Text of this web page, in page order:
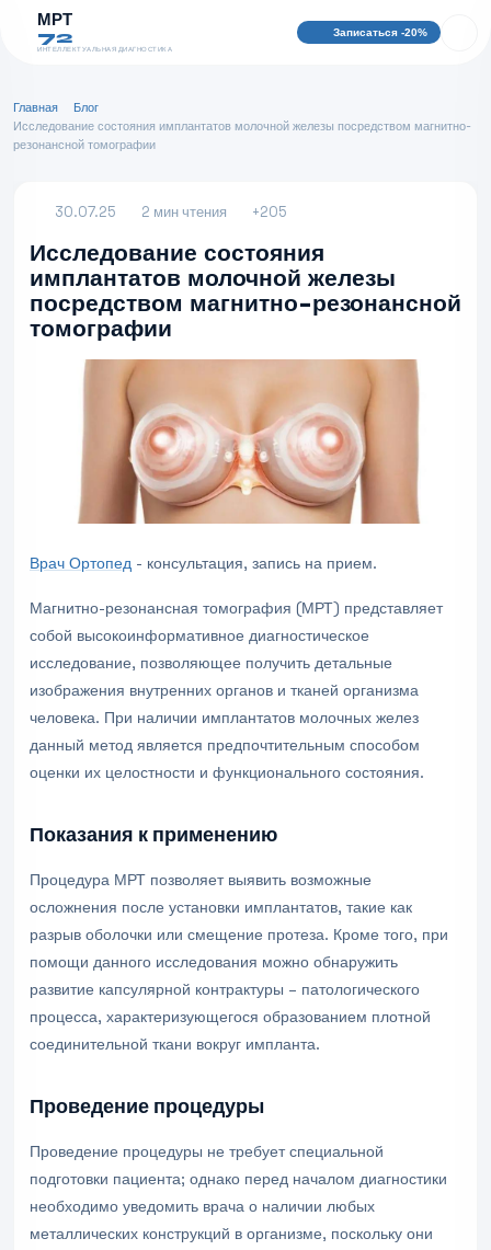
МРТ
72
ИНТЕЛЛЕКТУАЛЬНАЯ ДИАГНОСТИКА
Записаться -20%
Главная
Блог
Исследование состояния имплантатов молочной железы посредством магнитно-
резонансной томографии
30.07.25 2 мин чтения +205
Исследование состояния
имплантатов молочной железы
посредством магнитно-резонансной
томографии
Врач Ортопед - консультация, запись на прием.
Магнитно-резонансная томография (МРТ) представляет
собой высокоинформативное диагностическое
исследование, позволяющее получить детальные
изображения внутренних органов и тканей организма
человека. При наличии имплантатов молочных желез
данный метод является предпочтительным способом
оценки их целостности и функционального состояния.
Показания к применению
Процедура МРТ позволяет выявить возможные
осложнения после установки имплантатов, такие как
разрыв оболочки или смещение протеза. Кроме того, при
помощи данного исследования можно обнаружить
развитие капсулярной контрактуры – патологического
процесса, характеризующегося образованием плотной
соединительной ткани вокруг импланта.
Проведение процедуры
Проведение процедуры не требует специальной
подготовки пациента; однако перед началом диагностики
необходимо уведомить врача о наличии любых
металлических конструкций в организме, поскольку они